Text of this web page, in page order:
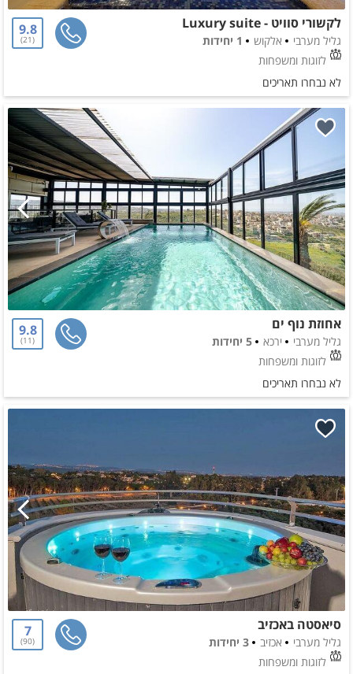
לקשורי סוויט - Luxury suite
גליל מערבי אלקוש
1 יחידות
לזוגות ומשפחות
9.8
21
לא נבחרו תאריכים
אחוזת נוף ים
גליל מערבי ירכא
5 יחידות
לזוגות ומשפחות
9.8
11
לא נבחרו תאריכים
סיאסטה באכזיב
גליל מערבי אכזיב
3 יחידות
לזוגות ומשפחות
7
90